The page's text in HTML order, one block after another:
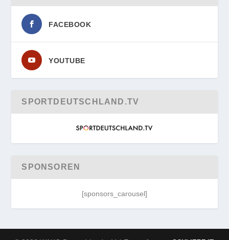
FACEBOOK
YOUTUBE
SPORTDEUTSCHLAND.TV
SPONSOREN
[sponsors_carousel]